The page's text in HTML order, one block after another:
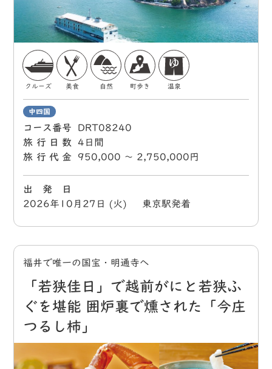
クルーズ 美食 自然 町歩き 温泉
中四国
コース番号
DRT08240
旅行日数
4日間
旅行代金
950,000 〜 2,750,000円
出 発 日
2026年10月27日 (火) 東京駅発着
福井で唯一の国宝・明通寺へ
「若狭佳日」で越前がにと若狭ふ
ぐを堪能 囲炉裏で燻された「今庄
つるし柿」